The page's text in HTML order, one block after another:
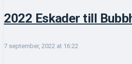
2022 Eskader till
7 september, 2022 at 16:22